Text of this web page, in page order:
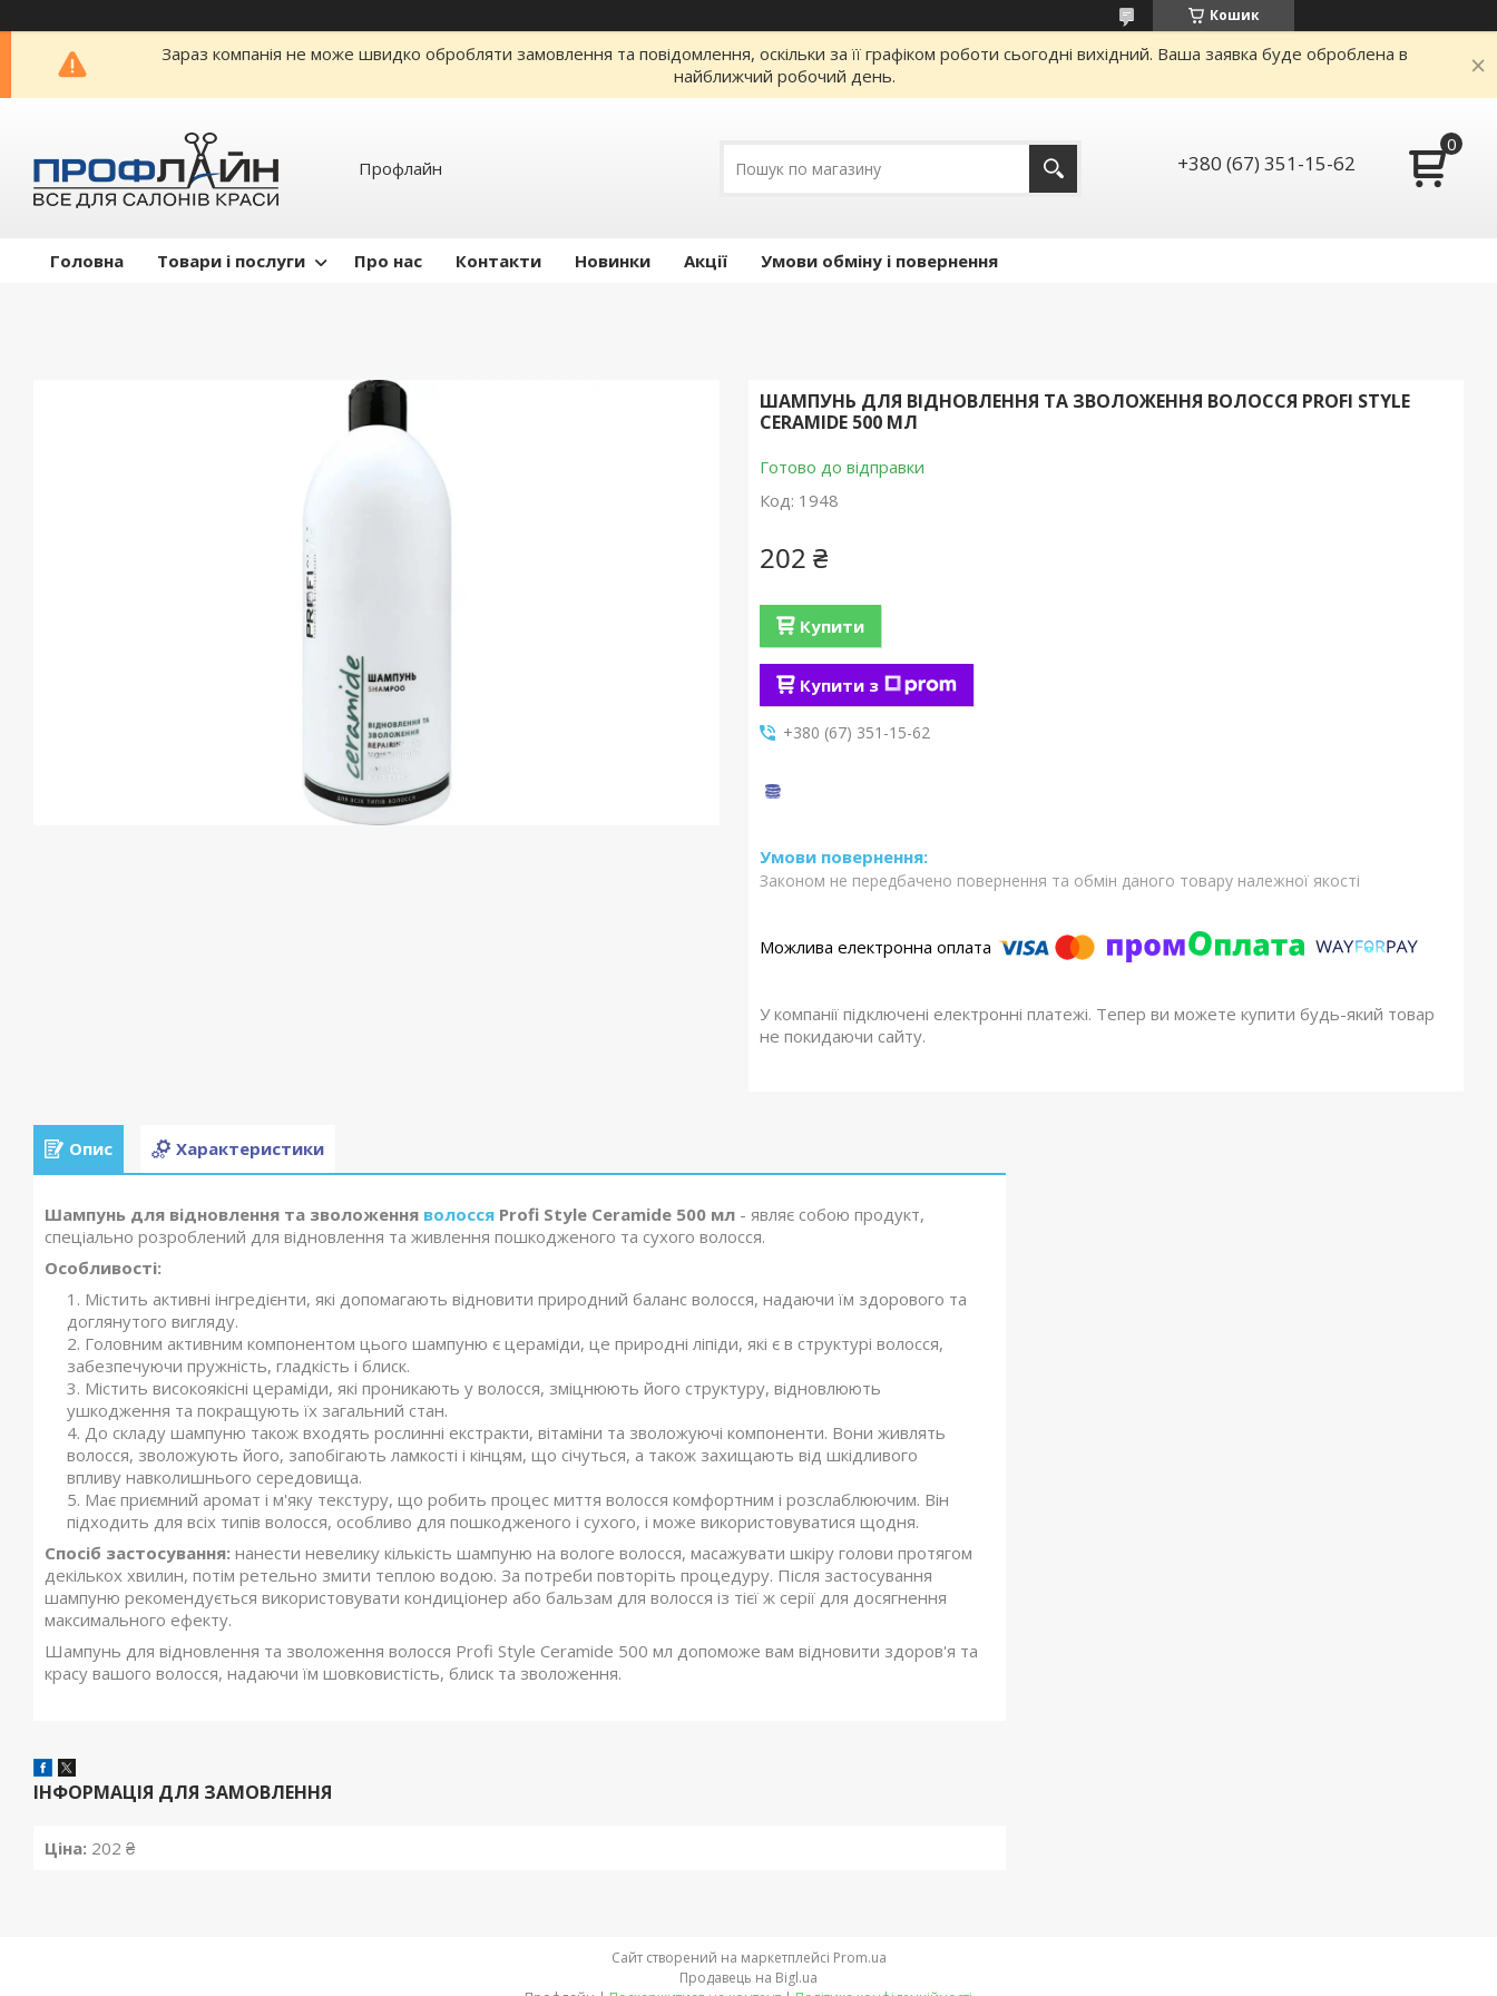
Кошик
Зараз компанія не може швидко обробляти замовлення та повідомлення, оскільки за її графіком роботи сьогодні вихідний. Ваша заявка буде оброблена в
найближчий робочий день.
Профлайн +380 (67) 351-15-62
Головна Товари і послуги Про нас Контакти Новинки Акції Умови обміну і повернення
ШАМПУНЬ ДЛЯ ВІДНОВЛЕННЯ ТА ЗВОЛОЖЕННЯ ВОЛОССЯ PROFI STYLE
CERAMIDE 500 МЛ
Готово до відправки
Код: 1948
202 ₴
Купити
Купити з
+380 (67) 351-15-62
Законом не передбачено повернення та обмін даного товару належної якості
У компанії підключені електронні платежі. Тепер ви можете купити будь-який товар
не покидаючи сайту.
Опис Характеристики
Шампунь для відновлення та зволоження волосся Profi Style Ceramide 500 мл - являє собою продукт,
спеціально розроблений для відновлення та живлення пошкодженого та сухого волосся.
Особливості:
Містить активні інгредієнти, які допомагають відновити природний баланс волосся, надаючи їм здорового та
доглянутого вигляду.
Головним активним компонентом цього шампуню є цераміди, це природні ліпіди, які є в структурі волосся,
забезпечуючи пружність, гладкість і блиск.
Містить високоякісні цераміди, які проникають у волосся, зміцнюють його структуру, відновлюють
ушкодження та покращують їх загальний стан.
До складу шампуню також входять рослинні екстракти, вітаміни та зволожуючі компоненти. Вони живлять
волосся, зволожують його, запобігають ламкості і кінцям, що січуться, а також захищають від шкідливого
впливу навколишнього середовища.
Має приємний аромат і м'яку текстуру, що робить процес миття волосся комфортним і розслаблюючим. Він
підходить для всіх типів волосся, особливо для пошкодженого і сухого, і може використовуватися щодня.
Спосіб застосування: нанести невелику кількість шампуню на вологе волосся, масажувати шкіру голови протягом
декількох хвилин, потім ретельно змити теплою водою. За потреби повторіть процедуру. Після застосування
шампуню рекомендується використовувати кондиціонер або бальзам для волосся із тієї ж серії для досягнення
максимального ефекту.
Шампунь для відновлення та зволоження волосся Profi Style Ceramide 500 мл допоможе вам відновити здоров'я та
красу вашого волосся, надаючи їм шовковистість, блиск та зволоження.
ІНФОРМАЦІЯ ДЛЯ ЗАМОВЛЕННЯ
Ціна: 202 ₴
Сайт створений на маркетплейсі Prom.ua
Продавець на Bigl.ua